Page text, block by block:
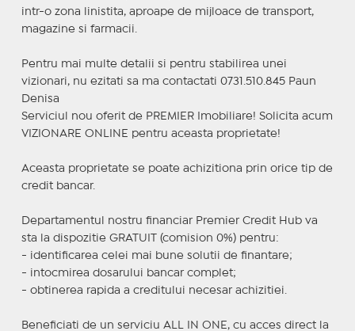
intr-o zona linistita, aproape de mijloace de transport,
magazine si farmacii.
Pentru mai multe detalii si pentru stabilirea unei
vizionari, nu ezitati sa ma contactati 0731.510.845 Paun
Denisa
Serviciul nou oferit de PREMIER Imobiliare! Solicita acum
VIZIONARE ONLINE pentru aceasta proprietate!
Aceasta proprietate se poate achizitiona prin orice tip de
credit bancar.
Departamentul nostru financiar Premier Credit Hub va
sta la dispozitie GRATUIT (comision 0%) pentru:
- identificarea celei mai bune solutii de finantare;
- intocmirea dosarului bancar complet;
- obtinerea rapida a creditului necesar achizitiei.
Beneficiati de un serviciu ALL IN ONE, cu acces direct la